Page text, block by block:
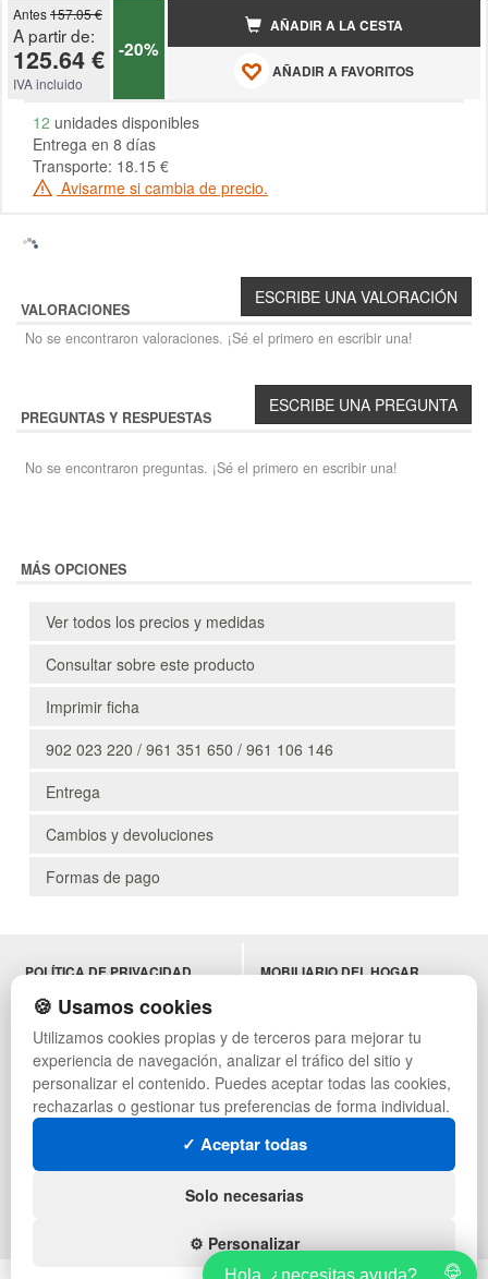
Antes157.05 €
A partir de:
125.64 €
IVA incluido
-20%
AÑADIR A LA CESTA
AÑADIR A FAVORITOS
12 unidades disponibles
Entrega en 8 días
Transporte: 18.15 €
Avisarme si cambia de precio.
VALORACIONES
No se encontraron valoraciones. ¡Sé el primero en escribir una!
PREGUNTAS Y RESPUESTAS
No se encontraron preguntas. ¡Sé el primero en escribir una!
MÁS OPCIONES
Ver todos los precios y medidas
Consultar sobre este producto
Imprimir ficha
902 023 220 / 961 351 650 / 961 106 146
Entrega
Cambios y devoluciones
Formas de pago
POLÍTICA DE PRIVACIDAD
CONDICIONES DE USO
CAMBIOS Y DEVOLUCIONES
CONTACTO
QUIENES SOMOS
MAPA WEB
PREGUNTAS FRECUENTES
INGRESA A TU CUENTA
SÍGUENOS:
MOBILIARIO DEL HOGAR
MUEBLES VINTAGE
TERRAZAS CON PALETS
NADADORES
EQUIPAMIENTO HOSTELERÍA
ESTANTERÍAS
🍪 Usamos cookies
Utilizamos cookies propias y de terceros para mejorar tu
experiencia de navegación, analizar el tráfico del sitio y
personalizar el contenido. Puedes aceptar todas las cookies,
rechazarlas o gestionar tus preferencias de forma individual.
✓ Aceptar todas
Solo necesarias
⚙️ Personalizar
Hola, ¿necesitas ayuda?